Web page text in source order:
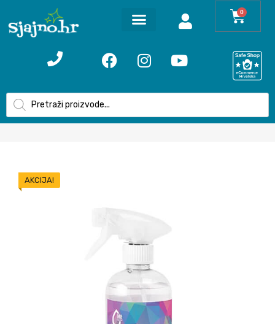
0
AKCIJA!